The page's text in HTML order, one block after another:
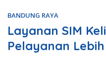
BANDUNG RAYA
Layanan SIM
Pelayanan